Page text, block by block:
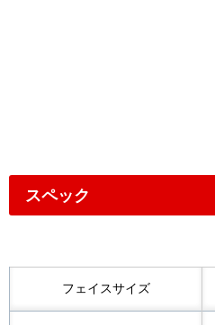
スペック
フェイスサイズ